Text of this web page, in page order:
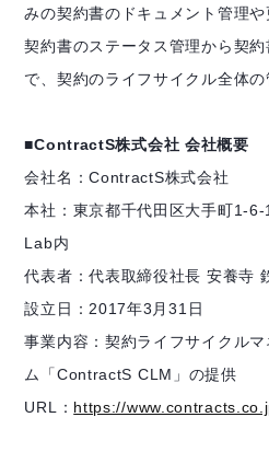
みの契約書のドキュメント管理
契約書のステータス管理から契
で、契約のライフサイクル全体の
■ContractS株式会社 会社概要
会社名：ContractS株式会社
本社：東京都千代田区大手町1-
Lab内
代表者：代表取締役社長 安養寺
設立日：2017年3月31日
事業内容：契約ライフサイクル
ム「ContractS CLM」の提供
URL： https://